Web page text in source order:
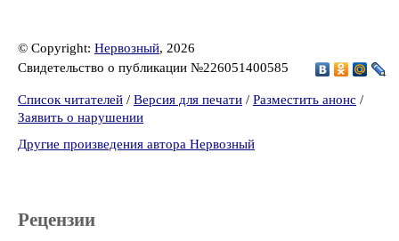
© Copyright: Нервозный, 2026
Свидетельство о публикации №226051400585
Список читателей / Версия для печати / Разместить анонс /
Заявить о нарушении
Другие произведения автора Нервозный
Рецензии